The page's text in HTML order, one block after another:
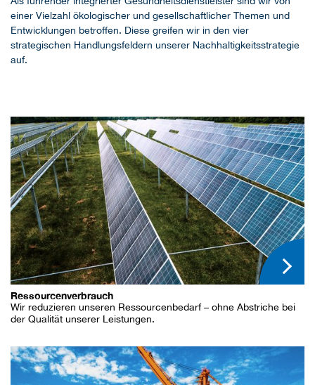
einer Vielzahl ökologischer und gesellschaftlicher Themen und
Entwicklungen betroffen. Diese greifen wir in den vier
strategischen Handlungsfeldern unserer Nachhaltigkeitsstrategie
auf.
Ressourcenverbrauch
Wir reduzieren unseren Ressourcenbedarf – ohne Abstriche bei
der Qualität unserer Leistungen.